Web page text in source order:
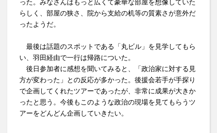
った。みなさんはもっと広くて豪華な部屋を想像していた
らしく、部屋の狭さ、院から支給の机等の質素さが意外だ
ったようだ。
最後は話題のスポットである「丸ビル」を見学してもら
い、羽田経由で一行は帰路についた。
後日参加者に感想を聞いてみると、「政治家に対する見
方が変わった」との反応が多かった。後援会若手が手探り
で企画してくれたツアーであったが、非常に成果が大きか
ったと思う。今後もこのような政治の現場を見てもらうツ
アーをどんどん企画していきたい。